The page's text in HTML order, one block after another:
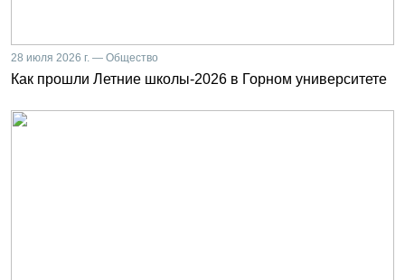
28 июля 2026 г. — Общество
Как прошли Летние школы-2026 в Горном университете